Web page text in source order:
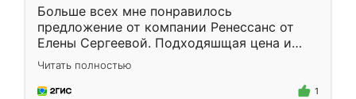
Больше всех мне понравилось
предложение от компании Ренессанс от
Елены Сергеевой. Подходяшщая цена и
короткие сроки изготовления. Приехавший
для замера сотрудник Владислав
предложил по моему эскизу самый
Читать полностью
1